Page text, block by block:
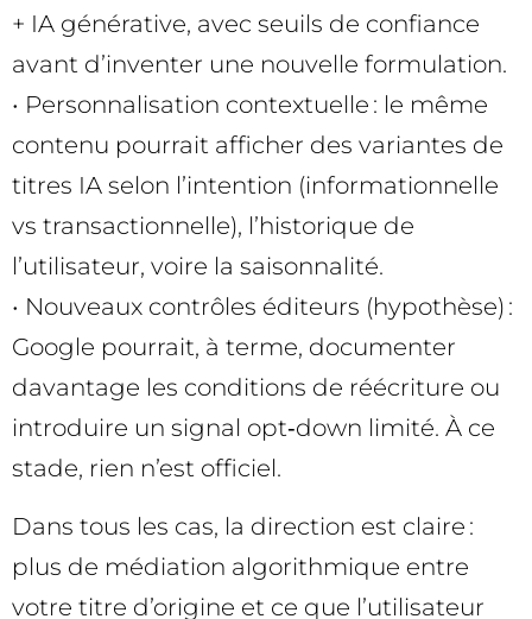
+ IA générative, avec seuils de confiance
avant d’inventer une nouvelle formulation.
• Personnalisation contextuelle : le même
contenu pourrait afficher des variantes de
titres IA selon l’intention (informationnelle
vs transactionnelle), l’historique de
l’utilisateur, voire la saisonnalité.
• Nouveaux contrôles éditeurs (hypothèse) :
Google pourrait, à terme, documenter
davantage les conditions de réécriture ou
introduire un signal opt‑down limité. À ce
stade, rien n’est officiel.
Dans tous les cas, la direction est claire :
plus de médiation algorithmique entre
votre titre d’origine et ce que l’utilisateur